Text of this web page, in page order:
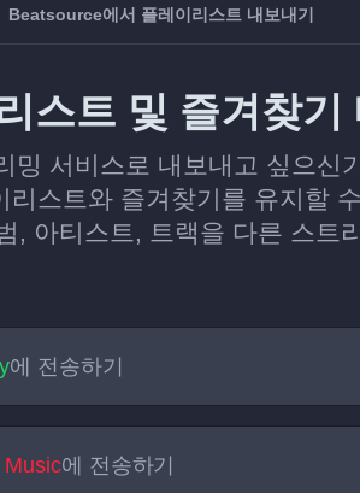
Beatsource에서 플레이리스트 내보내기
스트 및 즐겨찾기
밍 서비스로 내보내고 싶으신
스트와 즐겨찾기를 유지할
, 아티스트, 트랙을 다른 스트
에 전송하기
에 전송하기